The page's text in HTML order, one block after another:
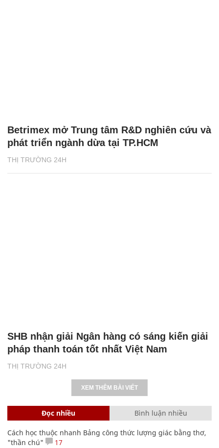
THỊ TRƯỜNG 24H
Betrimex mở Trung tâm R&D nghiên cứu và
phát triển ngành dừa tại TP.HCM
THỊ TRƯỜNG 24H
SHB nhận giải Ngân hàng có sáng kiến giải
pháp thanh toán tốt nhất Việt Nam
XEM THÊM BÀI VIẾT
Đọc nhiều Bình luận nhiều
Cách học thuộc nhanh Bảng công thức lượng giác bằng thơ,
"thần chú"
17